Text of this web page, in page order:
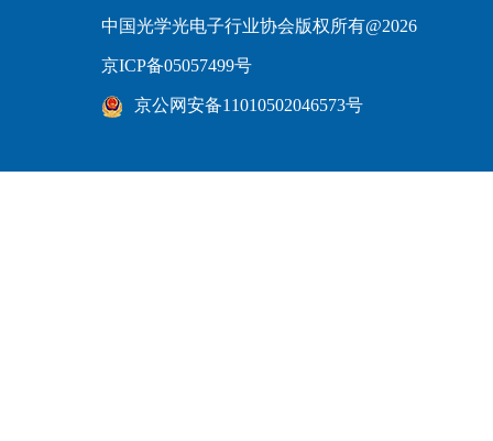
中国光学光电子行业协会版权所有@2026
京ICP备05057499号
京公网安备11010502046573号